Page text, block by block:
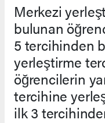
Merkezi
bulunan
5 tercihinden
yerleştirme
öğrencilerin
tercihine
ilk 3